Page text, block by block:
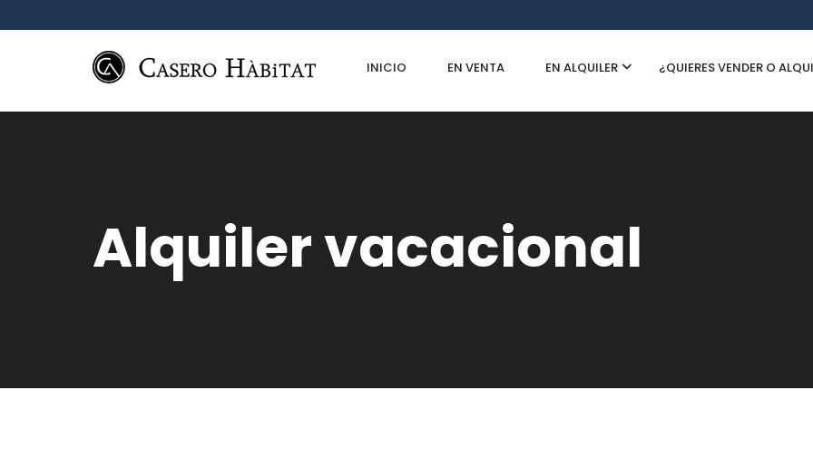
INICIO EN VENTA EN ALQUILER ¿QUIERES VENDER O
Alquiler vacacional